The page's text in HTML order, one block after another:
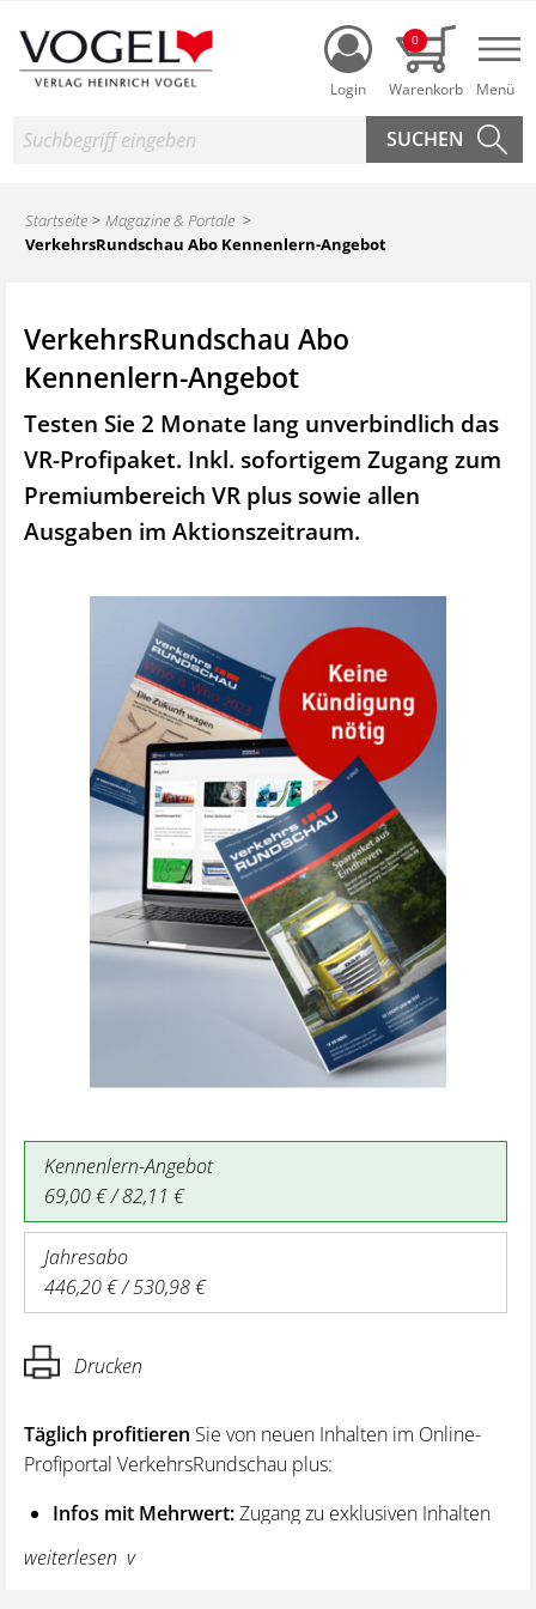
Login
0
Suche
Startseite
Magazine & Portale
VerkehrsRundschau Abo Kennenlern-Angebot
VerkehrsRundschau Abo
Kennenlern-Angebot
Testen Sie 2 Monate lang unverbindlich das
VR-Profipaket. Inkl. sofortigem Zugang zum
Premiumbereich VR plus sowie allen
Ausgaben im Aktionszeitraum.
Kennenlern-Angebot
69,00 € / 82,11 €
Jahresabo
446,20 € / 530,98 €
Drucken
Täglich profitieren Sie von neuen Inhalten im Online-
Profiportal VerkehrsRundschau plus:
Infos mit Mehrwert:Zugang zu exklusiven Inhalten
und Hintergrundwissen – von aktuellen Regelungen
wie z. B. bei den Lenk- und Ruhezeiten,
weiterlesen